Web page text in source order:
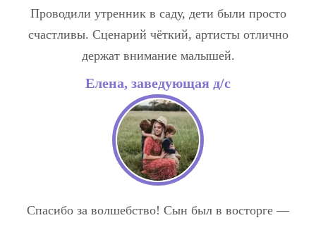
Проводили утренник в саду, дети были просто
счастливы. Сценарий чёткий, артисты отлично
держат внимание малышей.
Елена, заведующая д/с
Спасибо за волшебство! Сын был в восторге —